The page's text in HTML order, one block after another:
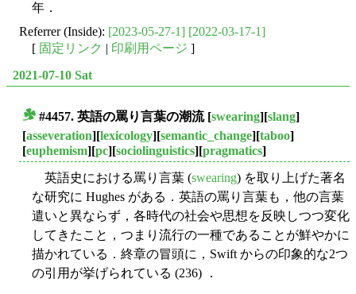
年．
Referrer (Inside): [2023-05-27-1] [2022-03-17-1]
[ 固定リンク | 印刷用ページ ]
2021-07-10 Sat
#4457. 英語の罵り言葉の潮流[swearing][slang]
[asseveration][lexicology][semantic_change][taboo]
[euphemism][pc][sociolinguistics][pragmatics]
英語史における罵り言葉 (swearing) を取り上げた著名
な研究に Hughes がある．英語の罵り言葉も，他の言葉
遣いと異ならず，各時代の社会や思想を反映しつつ変化
してきたこと，つまり流行の一種であることが鮮やかに
描かれている．終章の冒頭に，Swift からの印象的な2つ
の引用が挙げられている (236) ．